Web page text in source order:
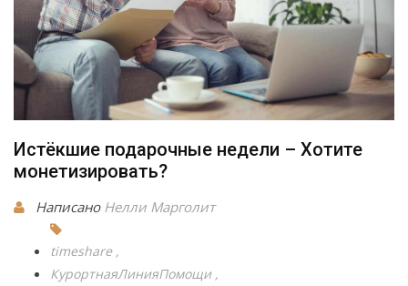
Истёкшие подарочные недели – Хотите
монетизировать?
Написано Нелли Марголит
timeshare
КурортнаяЛинияПомощи